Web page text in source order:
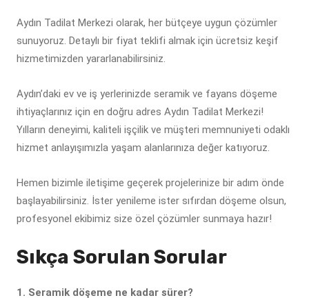
Aydın Tadilat Merkezi olarak, her bütçeye uygun çözümler
sunuyoruz. Detaylı bir fiyat teklifi almak için ücretsiz keşif
hizmetimizden yararlanabilirsiniz.
Aydın’daki ev ve iş yerlerinizde seramik ve fayans döşeme
ihtiyaçlarınız için en doğru adres Aydın Tadilat Merkezi!
Yılların deneyimi, kaliteli işçilik ve müşteri memnuniyeti odaklı
hizmet anlayışımızla yaşam alanlarınıza değer katıyoruz.
Hemen bizimle iletişime geçerek projelerinize bir adım önde
başlayabilirsiniz. İster yenileme ister sıfırdan döşeme olsun,
profesyonel ekibimiz size özel çözümler sunmaya hazır!
Sıkça Sorulan Sorular
1. Seramik döşeme ne kadar sürer?